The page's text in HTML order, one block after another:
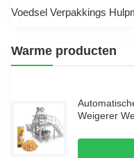
Voedsel Verpakkings
Warme producten
Weigerer